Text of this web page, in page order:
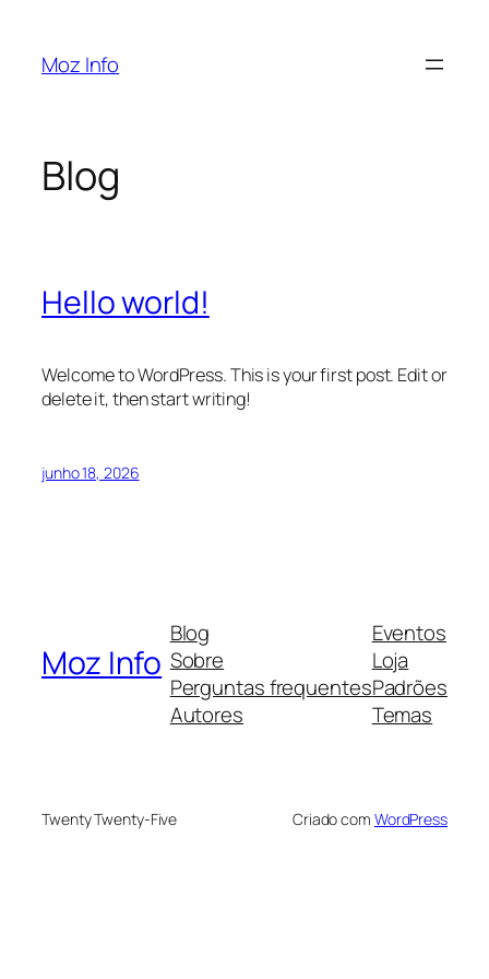
Moz Info
Blog
Hello world!
Welcome to WordPress. This is your first post. Edit or
delete it, then start writing!
junho 18, 2026
Moz Info
Blog
Sobre
Perguntas frequentes
Autores
Eventos
Loja
Padrões
Temas
Twenty Twenty-Five Criado com WordPress